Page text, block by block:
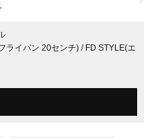
ライパン 20センチ) / FD STYLE(エ